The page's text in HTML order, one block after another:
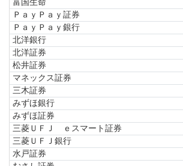
富国生命
ＰａｙＰａｙ証券
ＰａｙＰａｙ銀行
北洋銀行
北洋証券
松井証券
マネックス証券
三木証券
みずほ銀行
みずほ証券
三菱ＵＦＪ ｅスマート証券
三菱ＵＦＪ銀行
水戸証券